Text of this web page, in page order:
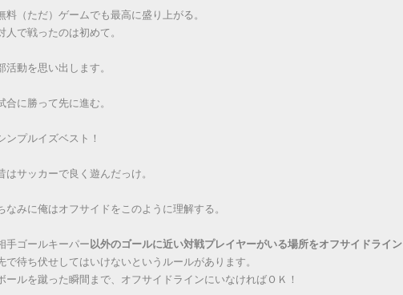
料（ただ）ゲームでも最高に盛り上がる。
人で戦ったのは初めて。
活動を思い出します。
合に勝って先に進む。
ンプルイズベスト！
はサッカーで良く遊んだっけ。
なみに俺はオフサイドをこのように理解する。
手ゴールキーパー 以外のゴールに近い対戦プレイヤーがいる場所をオフサイドライン
で待ち伏せしてはいけないというルールがあります。
ールを蹴った瞬間まで、オフサイドラインにいなければＯＫ！